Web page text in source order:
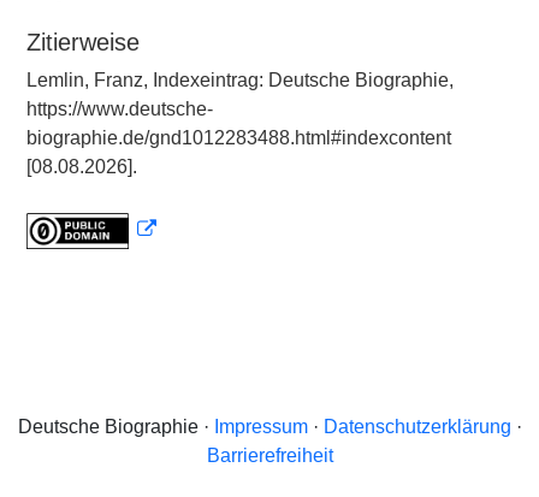
Zitierweise
Lemlin, Franz, Indexeintrag: Deutsche Biographie,
https://www.deutsche-
biographie.de/gnd1012283488.html#indexcontent
[08.08.2026].
Deutsche Biographie · Impressum· Datenschutzerklärung ·
Barrierefreiheit